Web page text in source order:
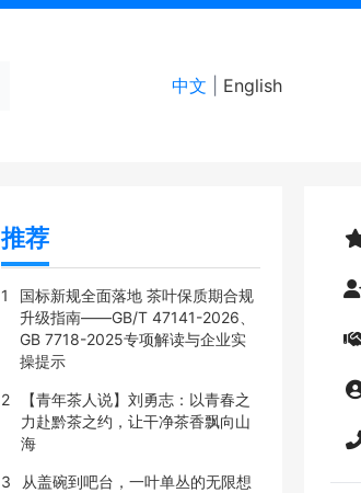
中文 English
推荐
1
国标新规全面落地 茶叶保质期合规
升级指南——GB/T 47141-2026、
GB 7718-2025专项解读与企业实
操提示
2
【青年茶人说】刘勇志：以青春之
力赴黔茶之约，让干净茶香飘向山
海
3
从盖碗到吧台，一叶单丛的无限想